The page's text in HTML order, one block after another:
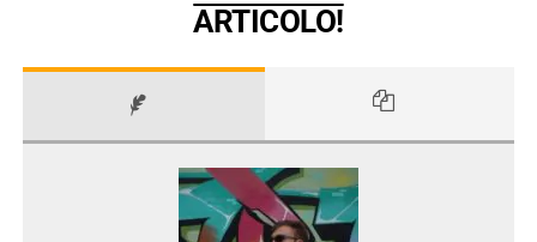
ARTICOLO!